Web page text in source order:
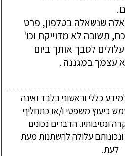
שנשאלה בטלפון, פרט
תשובה לא מדוייקת וכו'
לסבך אותך ביום
עצמך במגננה .
כללי וראשוני בלבד ואינה
כיעוץ משפטי ו/או כתחליף
ונסיבותיו. הדברים נכונים
עלולה להשתנות מעת
לעת.